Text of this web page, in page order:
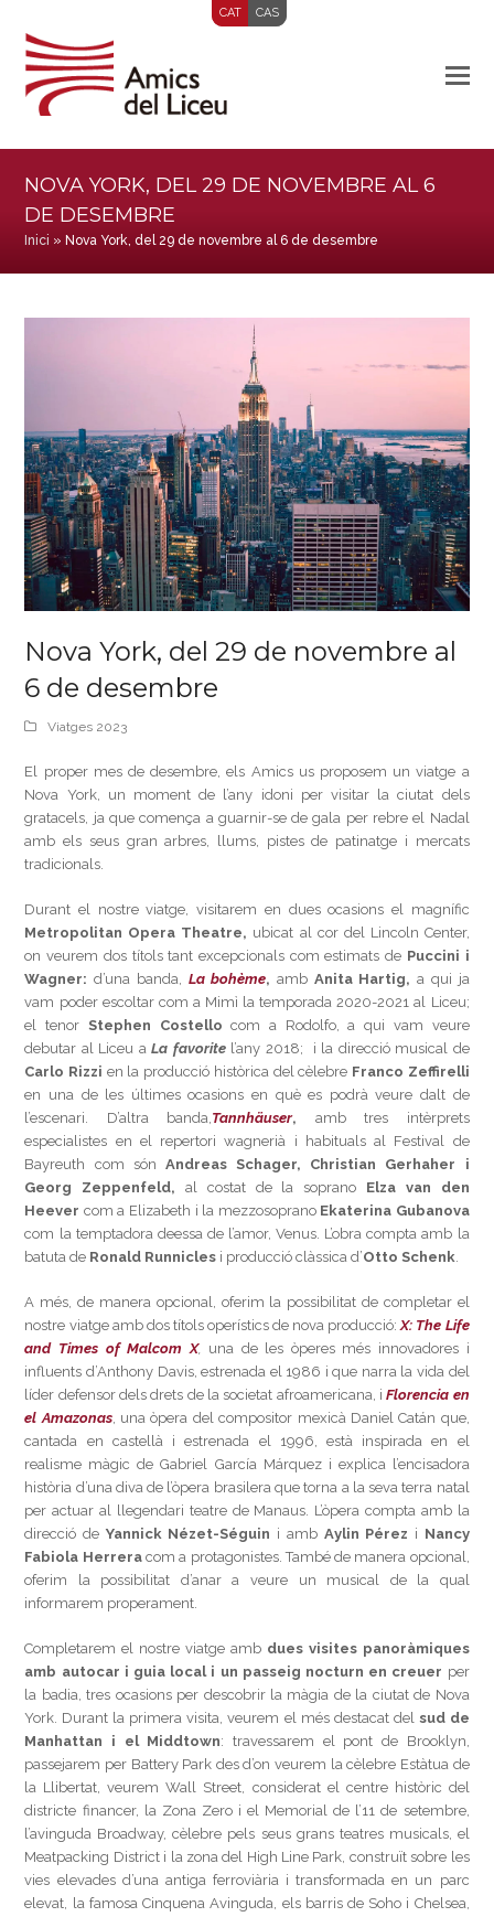
CAT CAS
NOVA YORK, DEL 29 DE NOVEMBRE AL 6
DE DESEMBRE
Inici » Nova York, del 29 de novembre al 6 de desembre
Nova York, del 29 de novembre al
6 de desembre
Viatges 2023
El proper mes de desembre, els Amics us proposem un viatge a
Nova York, un moment de l’any idoni per visitar la ciutat dels
gratacels, ja que comença a guarnir-se de gala per rebre el Nadal
amb els seus gran arbres, llums, pistes de patinatge i mercats
tradicionals.
Durant el nostre viatge, visitarem en dues ocasions el magnífic
Metropolitan Opera Theatre, ubicat al cor del Lincoln Center,
on veurem dos títols tant excepcionals com estimats de Puccini i
Wagner:d’una banda, La bohème, amb Anita Hartig,a qui ja
vam poder escoltar com a Mimì la temporada 2020-2021 al Liceu;
el tenor Stephen Costellocom a Rodolfo, a qui vam veure
debutar al Liceu aLa favoritel’any 2018; i la direcció musical de
Carlo Rizzi en la producció històrica del cèlebre Franco Zeffirelli
en una de les últimes ocasions en què es podrà veure dalt de
l’escenari. D’altra banda,Tannhäuser, amb tres intèrprets
especialistes en el repertori wagnerià i habituals al Festival de
Bayreuth com són Andreas Schager, Christian Gerhaher i
Georg Zeppenfeld,al costat de la soprano Elza van den
Heever com a Elizabeth i la mezzosoprano Ekaterina Gubanova
com la temptadora deessa de l’amor, Venus. L’obra compta amb la
batuta de Ronald Runnicles i producció clàssica d’Otto Schenk.
A més, de manera opcional, oferim la possibilitat de completar el
nostre viatge amb dos títols operístics de nova producció:X: The Life
and Times of Malcom X, una de les òperes més innovadores i
influents d’Anthony Davis, estrenada el 1986 i que narra la vida del
líder defensor dels drets de la societat afroamericana, iFlorencia en
el Amazonas, una òpera del compositor mexicà Daniel Catán que,
cantada en castellà i estrenada el 1996, està inspirada en el
realisme màgic de Gabriel García Márquez i explica l’encisadora
història d’una diva de l’òpera brasilera que torna a la seva terra natal
per actuar al llegendari teatre de Manaus. L’òpera compta amb la
direcció de Yannick Nézet-Séguin i amb Aylin Pérez i Nancy
Fabiola Herreracom a protagonistes. També de manera opcional,
oferim la possibilitat d’anar a veure un musical de la qual
informarem properament.
Completarem el nostre viatge amb dues visites panoràmiques
amb autocar i guia local i un passeig nocturn en creuer per
la badia, tres ocasions per descobrir la màgia de la ciutat de Nova
York. Durant la primera visita, veurem el més destacat del sud de
Manhattan i el Middtown: travessarem el pont de Brooklyn,
passejarem per Battery Park des d’on veurem la cèlebre Estàtua de
la Llibertat, veurem Wall Street, considerat el centre històric del
districte financer, la Zona Zero i el Memorial de l’11 de setembre,
l’avinguda Broadway, cèlebre pels seus grans teatres musicals, el
Meatpacking District i la zona del High Line Park, construït sobre les
vies elevades d’una antiga ferroviària i transformada en un parc
elevat, la famosa Cinquena Avinguda, els barris de Soho i Chelsea,